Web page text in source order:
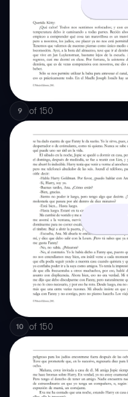
9 of 150
10 of 150